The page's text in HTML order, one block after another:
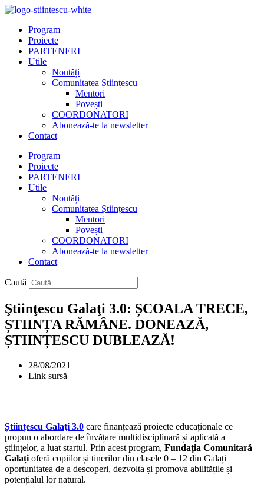
Program
Proiecte
PARTENERI
Utile
Noutăți
Comunitatea Științescu
Mentori
Povești
COORDONATORI
Abonează-te la newsletter
Contact
Program
Proiecte
PARTENERI
Utile
Noutăți
Comunitatea Științescu
Mentori
Povești
COORDONATORI
Abonează-te la newsletter
Contact
Caută
Ştiinţescu Galaţi 3.0: ȘCOALA TRECE,
ȘTIINȚA RĂMÂNE. DONEAZĂ,
ȘTIINȚESCU DUBLEAZĂ!
28/08/2021
Link sursă
Științescu Galaţi 3.0 care finanțează proiecte educaționale ce
propun o abordare de învățare multidisciplinară și aplicată a
științelor, a luat startul. Prin acest program, Fundația Comunitară
Galați oferă copiilor și tinerilor din clasele 0 – 12 din Galați
oportunitatea de a descoperi, dezvolta și promova abilitățile și
potențialul lor natural.